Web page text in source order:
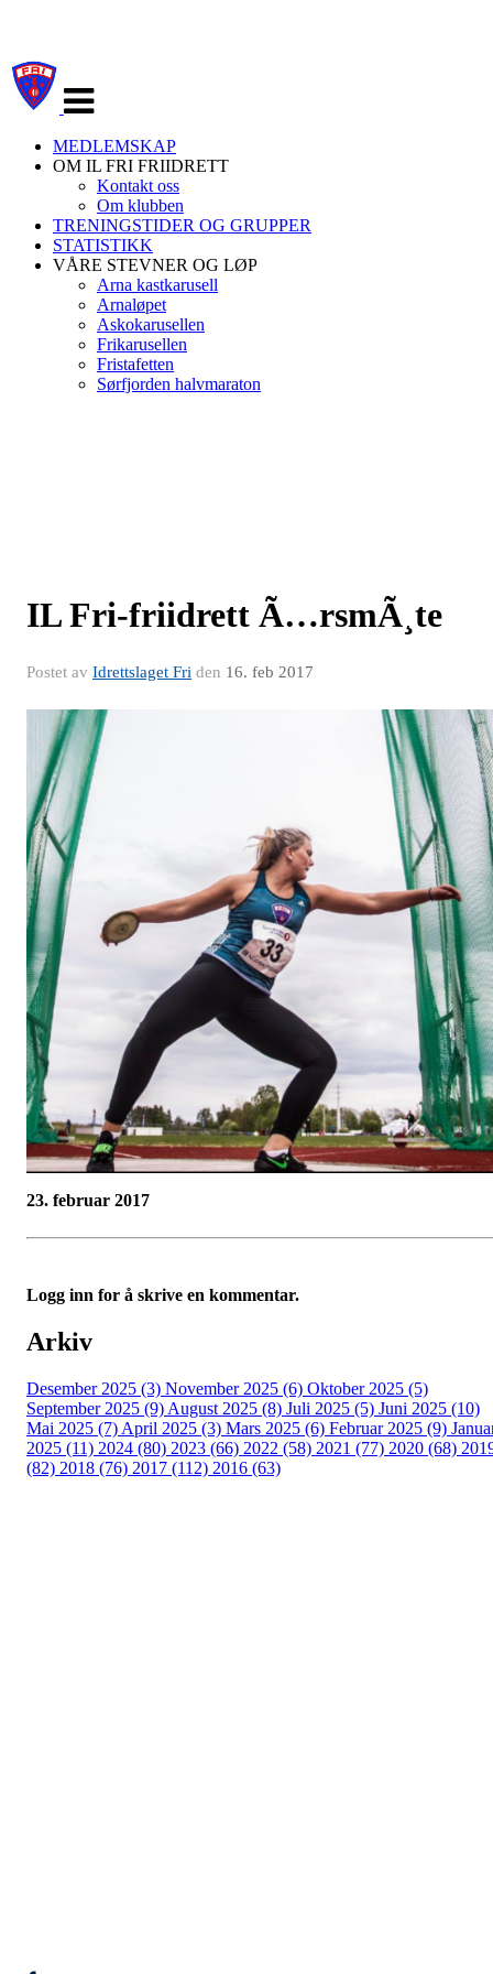
navigasjon
MEDLEMSKAP
OM IL FRI FRIIDRETT
Kontakt oss
Om klubben
TRENINGSTIDER OG GRUPPER
STATISTIKK
VÅRE STEVNER OG LØP
Arna kastkarusell
Arnaløpet
Askokarusellen
Frikarusellen
Fristafetten
Sørfjorden halvmaraton
IL Fri-friidrett Ã…rsmÃ¸te
Postet av Idrettslaget Fri den 16. feb 2017
23. februar 2017
Logg inn for å skrive en kommentar.
Arkiv
Desember 2025 (3) November 2025 (6) Oktober 2025 (5)
September 2025 (9) August 2025 (8) Juli 2025 (5) Juni 2025 (10)
Mai 2025 (7) April 2025 (3) Mars 2025 (6) Februar 2025 (9)
2025 (11) 2024 (80) 2023 (66) 2022 (58) 2021 (77) 2020 (68)
(82) 2018 (76) 2017 (112) 2016 (63)